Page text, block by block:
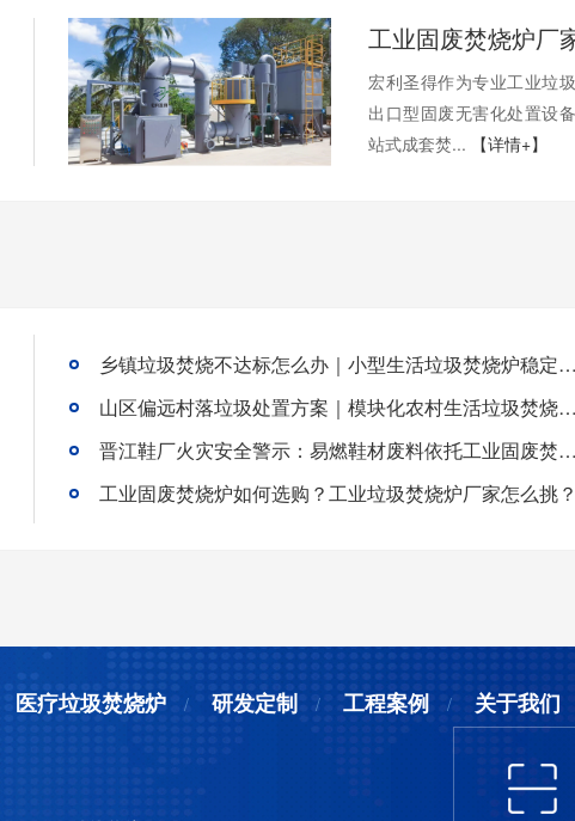
宏利圣得作为专业工业垃
出口型固废无害化处置设
站式成套焚...
【详情+】
乡镇垃圾焚烧不达标怎么办｜小型生活垃圾焚烧炉稳定达标解决方案
山区偏远村落垃圾处置方案｜模块化农村生活垃圾焚烧炉就地达标焚烧
晋江鞋厂火灾安全警示：易燃鞋材废料依托工业固废焚烧炉实现规范化安全处置
工业固废焚烧炉如何选购？工业垃圾焚烧炉厂家怎么挑？
医疗垃圾焚烧炉 研发定制 工程案例 关于我们